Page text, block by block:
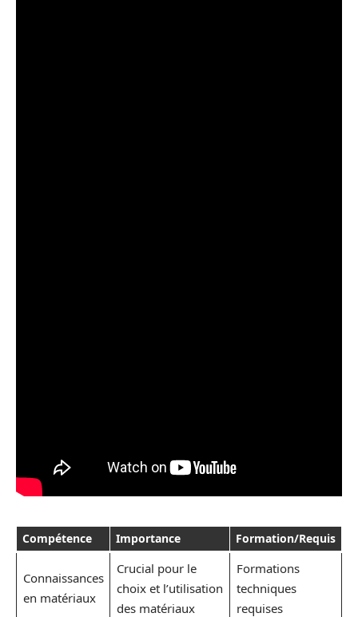
Compétence Importance Formation/Requis
Connaissances
en matériaux
Crucial pour le
choix et l’utilisation
des matériaux
Formations
techniques
requises